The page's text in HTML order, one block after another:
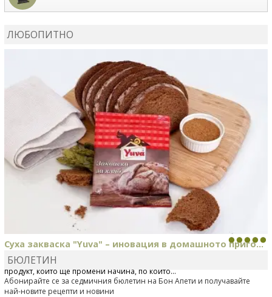
ЛЮБОПИТНО
Суха закваска "Yuva" – иновация в домашното приго...
Отскоро Лесафр България стартира предлагането на изцяло нов
продукт, който ще промени начина, по който...
БЮЛЕТИН
Абонирайте се за седмичния бюлетин на Бон Апети и получавайте
най-новите рецепти и новини